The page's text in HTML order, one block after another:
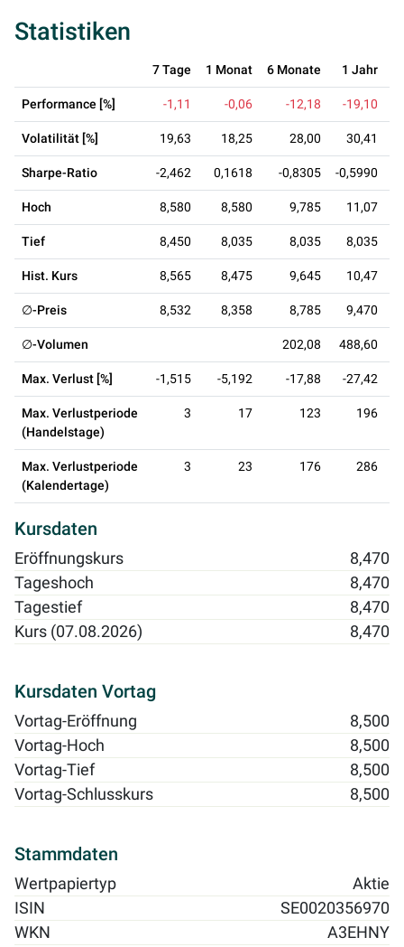
Statistiken
7 Tage 1 Monat 6 Monate 1 Jahr
Performance [%] -1,11 -0,06 -12,18 -19,10
Volatilität [%] 19,63 18,25 28,00 30,41
Sharpe-Ratio -2,462 0,1618 -0,8305 -0,5990
Hoch 8,580 8,580 9,785 11,07
Tief 8,450 8,035 8,035 8,035
Hist. Kurs 8,565 8,475 9,645 10,47
∅-Preis 8,532 8,358 8,785 9,470
∅-Volumen 202,08 488,60
Max. Verlust [%] -1,515 -5,192 -17,88 -27,42
Max. Verlustperiode
(Handelstage)
3 17 123 196
Max. Verlustperiode
(Kalendertage)
3 23 176 286
Kursdaten
Eröffnungskurs
8,470
Tageshoch
8,470
Tagestief
8,470
Kurs (07.08.2026)
8,470
Kursdaten Vortag
Vortag-Eröffnung
8,500
Vortag-Hoch
8,500
Vortag-Tief
8,500
Vortag-Schlusskurs
8,500
Stammdaten
Wertpapiertyp
Aktie
ISIN
SE0020356970
WKN
A3EHNY